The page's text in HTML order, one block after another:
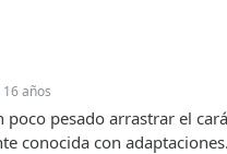
16 años
pesado arrastrar el
conocida con